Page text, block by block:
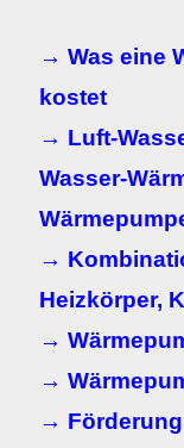
→ Was eine
kostet
→ Luft-
Wasser-
→
Heizkörper,
→
→
→